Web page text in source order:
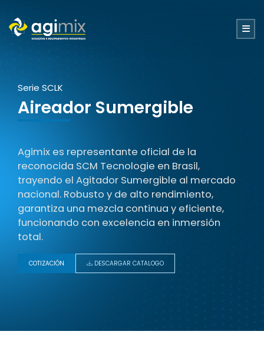
Serie SCLK
Aireador Sumergible
Agimix es representante oficial de la
reconocida SCM Tecnologie en Brasil,
trayendo el Agitador Sumergible al mercado
nacional. Robusto y de alto rendimiento,
garantiza una mezcla continua y eficiente,
funcionando con excelencia en inmersión
total.
COTIZACIÓN DESCARGAR CATALOGO